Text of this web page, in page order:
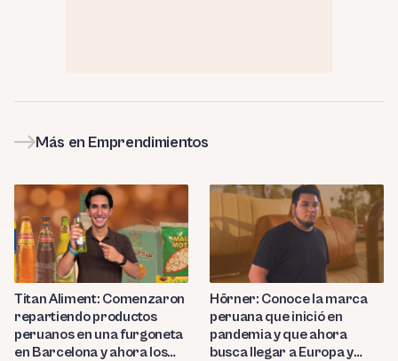
Más en Emprendimientos
Titan Aliment: Comenzaron
repartiendo productos
peruanos en una furgoneta
en Barcelona y ahora los
Hörner: Conoce la marca
peruana que inició en
pandemia y que ahora
busca llegar a Europa y